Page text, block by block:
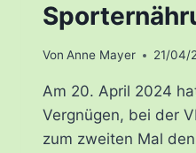
Von Anne Mayer 21/04/
Am 20. April 2024
Vergnügen, bei der
zum zweiten Mal